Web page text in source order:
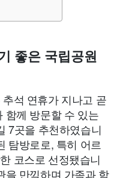
좋은 국립공원
석 연휴가 지나고 곧
함께 방문할 수 있는
7곳을 추천하였습니
탐방로로, 특히 어르
코스로 선정됐습니
을 만끽하며 가족과 함